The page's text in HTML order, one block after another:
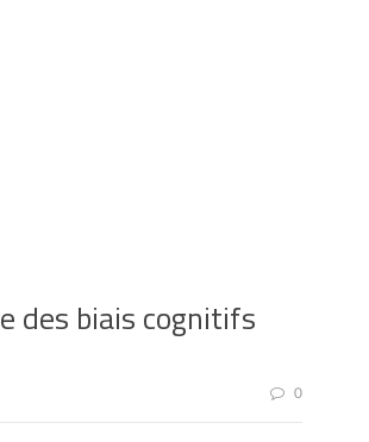
des biais cognitifs
0